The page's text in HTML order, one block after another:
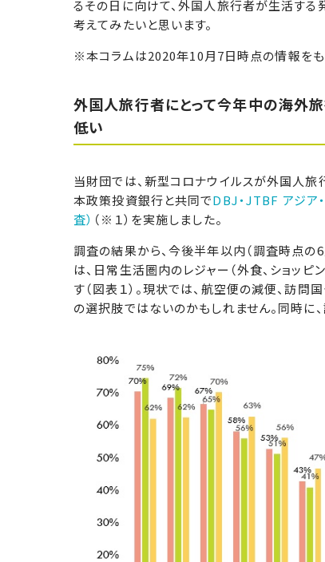
るその日に向けて、外国人旅行者が生活する
考えてみたいと思います。
※本コラムは2020年10月7日時点の情報をも
外国人旅行者にとって今年中の海外
低い
当財団では、新型コロナウイルスが外国人
本政策投資銀行と共同でDBJ・JTBF アジア
査） （※１）を実施しました。
調査の結果から、今後半年以内（調査時点の
は、日常生活圏内のレジャー（外食、ショッ
す（図表１）。現状では、航空便の減便、訪
の選択肢ではないのかもしれません。同時に